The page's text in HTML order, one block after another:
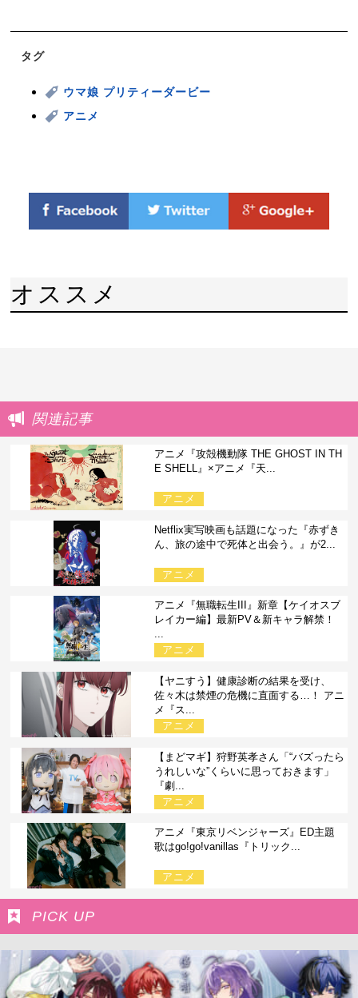
タグ
ウマ娘 プリティーダービー
アニメ
オススメ
関連記事
アニメ『攻殻機動隊 THE GHOST IN TH
E SHELL』×アニメ『天...
アニメ
Netflix実写映画も話題になった『赤ずき
ん、旅の途中で死体と出会う。』が2...
アニメ
アニメ『無職転生III』新章【ケイオスブ
レイカー編】最新PV＆新キャラ解禁！
...
アニメ
【ヤニすう】健康診断の結果を受け、
佐々木は禁煙の危機に直面する…！ アニ
メ『ス...
アニメ
【まどマギ】狩野英孝さん「“バズったら
うれしいな”くらいに思っておきます」
『劇...
アニメ
アニメ『東京リベンジャーズ』ED主題
歌はgo!go!vanillas『トリック...
アニメ
PICK UP